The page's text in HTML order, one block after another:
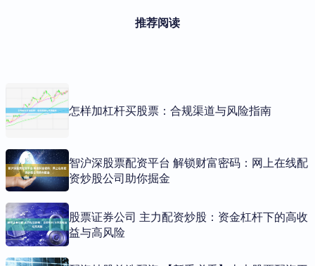
推荐阅读
怎样加杠杆买股票：合规渠道与风险指南
智沪深股票配资平台 解锁财富密码：网上在线配
资炒股公司助你掘金
股票证券公司 主力配资炒股：资金杠杆下的高收
益与高风险